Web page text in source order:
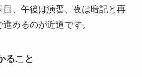
目、午後は演習、夜は暗記と再
めるのが近道です。
ること